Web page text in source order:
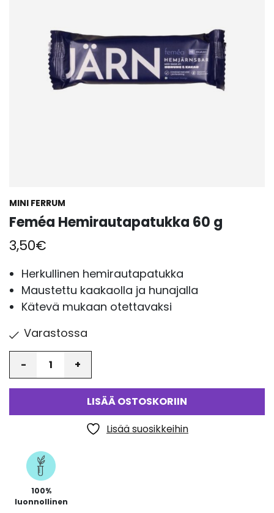
MINI FERRUM
Feméa Hemirautapatukka 60 g
3,50€
Herkullinen hemirautapatukka
Maustettu kaakaolla ja hunajalla
Kätevä mukaan otettavaksi
Varastossa
LISÄÄ OSTOSKORIIN
Lisää suosikkeihin
100%
luonnollinen